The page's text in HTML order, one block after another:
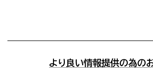
より良い情報提供の為の